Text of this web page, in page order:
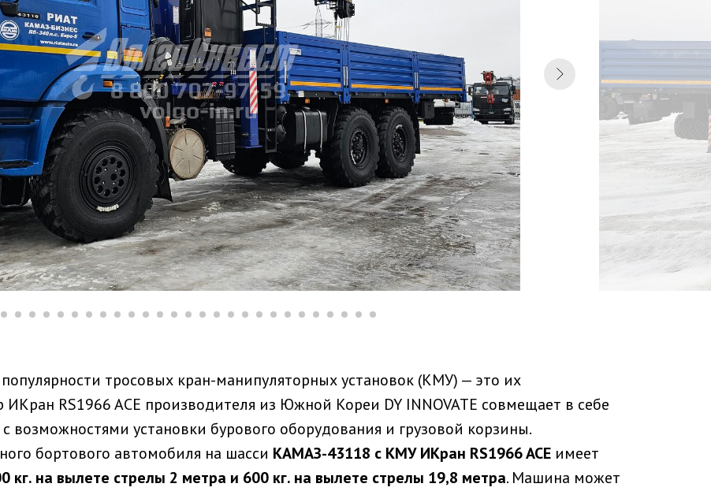
тросовых кран-манипуляторных установок (КМУ) — это их
RS1966 ACE производителя из Южной Кореи DY INNOVATE совмещает в себе
возможностями установки бурового оборудования и грузовой корзины.
бортового автомобиля на шасси КАМАЗ-43118 с КМУ ИКран RS1966 ACE имеет
кг. на вылете стрелы 2 метра и 600 кг. на вылете стрелы 19,8 метра. Машина может